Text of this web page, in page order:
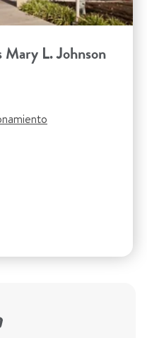
Mary L. Johnson